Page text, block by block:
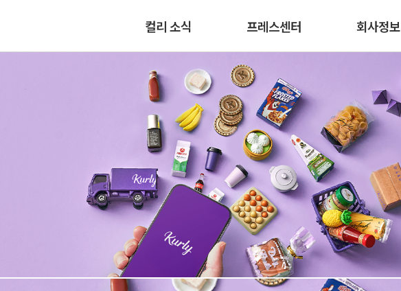
컬리 소식 프레스센터 회사정보